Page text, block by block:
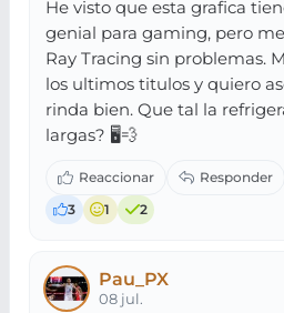
He visto que esta grafica
genial para gaming, pero
Ray Tracing sin problemas.
los ultimos titulos y quiero
rinda bien. Que tal la
largas? 🖥️💨
3 1 2
Pau_PX
08 jul.